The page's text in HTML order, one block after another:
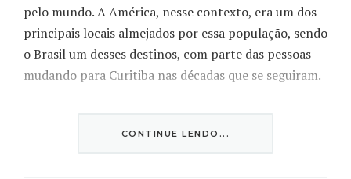
pelo mundo. A América, nesse contexto, era um dos
principais locais almejados por essa população, sendo
o Brasil um desses destinos, com parte das pessoas
mudando para Curitiba nas décadas que se seguiram.
disseminados pela mídiaCONTINUE LENDO...